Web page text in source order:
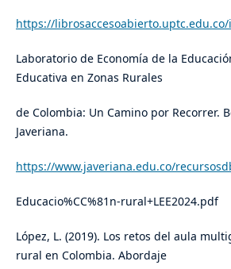
https://
Laboratorio de Economía de la
Educativa en Zonas Rurales
de Colombia: Un Camino por Recorrer.
Javeriana.
https://www.javeriana.edu.co/
Educacio%CC%81n-rural+LEE2024.pdf
López, L. (2019). Los retos del aula
rural en Colombia. Abordaje